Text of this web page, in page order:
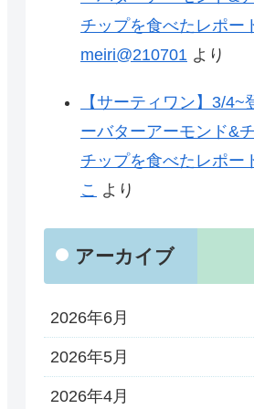
チップを食べたレポー
meiri@210701 より
【サーティワン】3/4~
ーバターアーモンド&
チップを食べたレポー
こ より
アーカイブ
2026年6月
2026年5月
2026年4月